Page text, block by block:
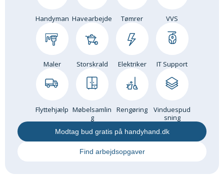
Handyman Havearbejde Tømrer VVS
Maler Storskrald Elektriker IT Support
Flyttehjælp Møbelsamlin
g
Rengøring
Vinduespud
sning
Modtag bud gratis på handyhand.dk
Find arbejdsopgaver